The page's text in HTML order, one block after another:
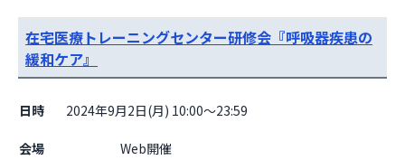
在宅医療トレーニングセンター研修会『呼吸器疾患の
緩和ケア』
日時 2024年9月2日(月) 10:00～23:59
会場